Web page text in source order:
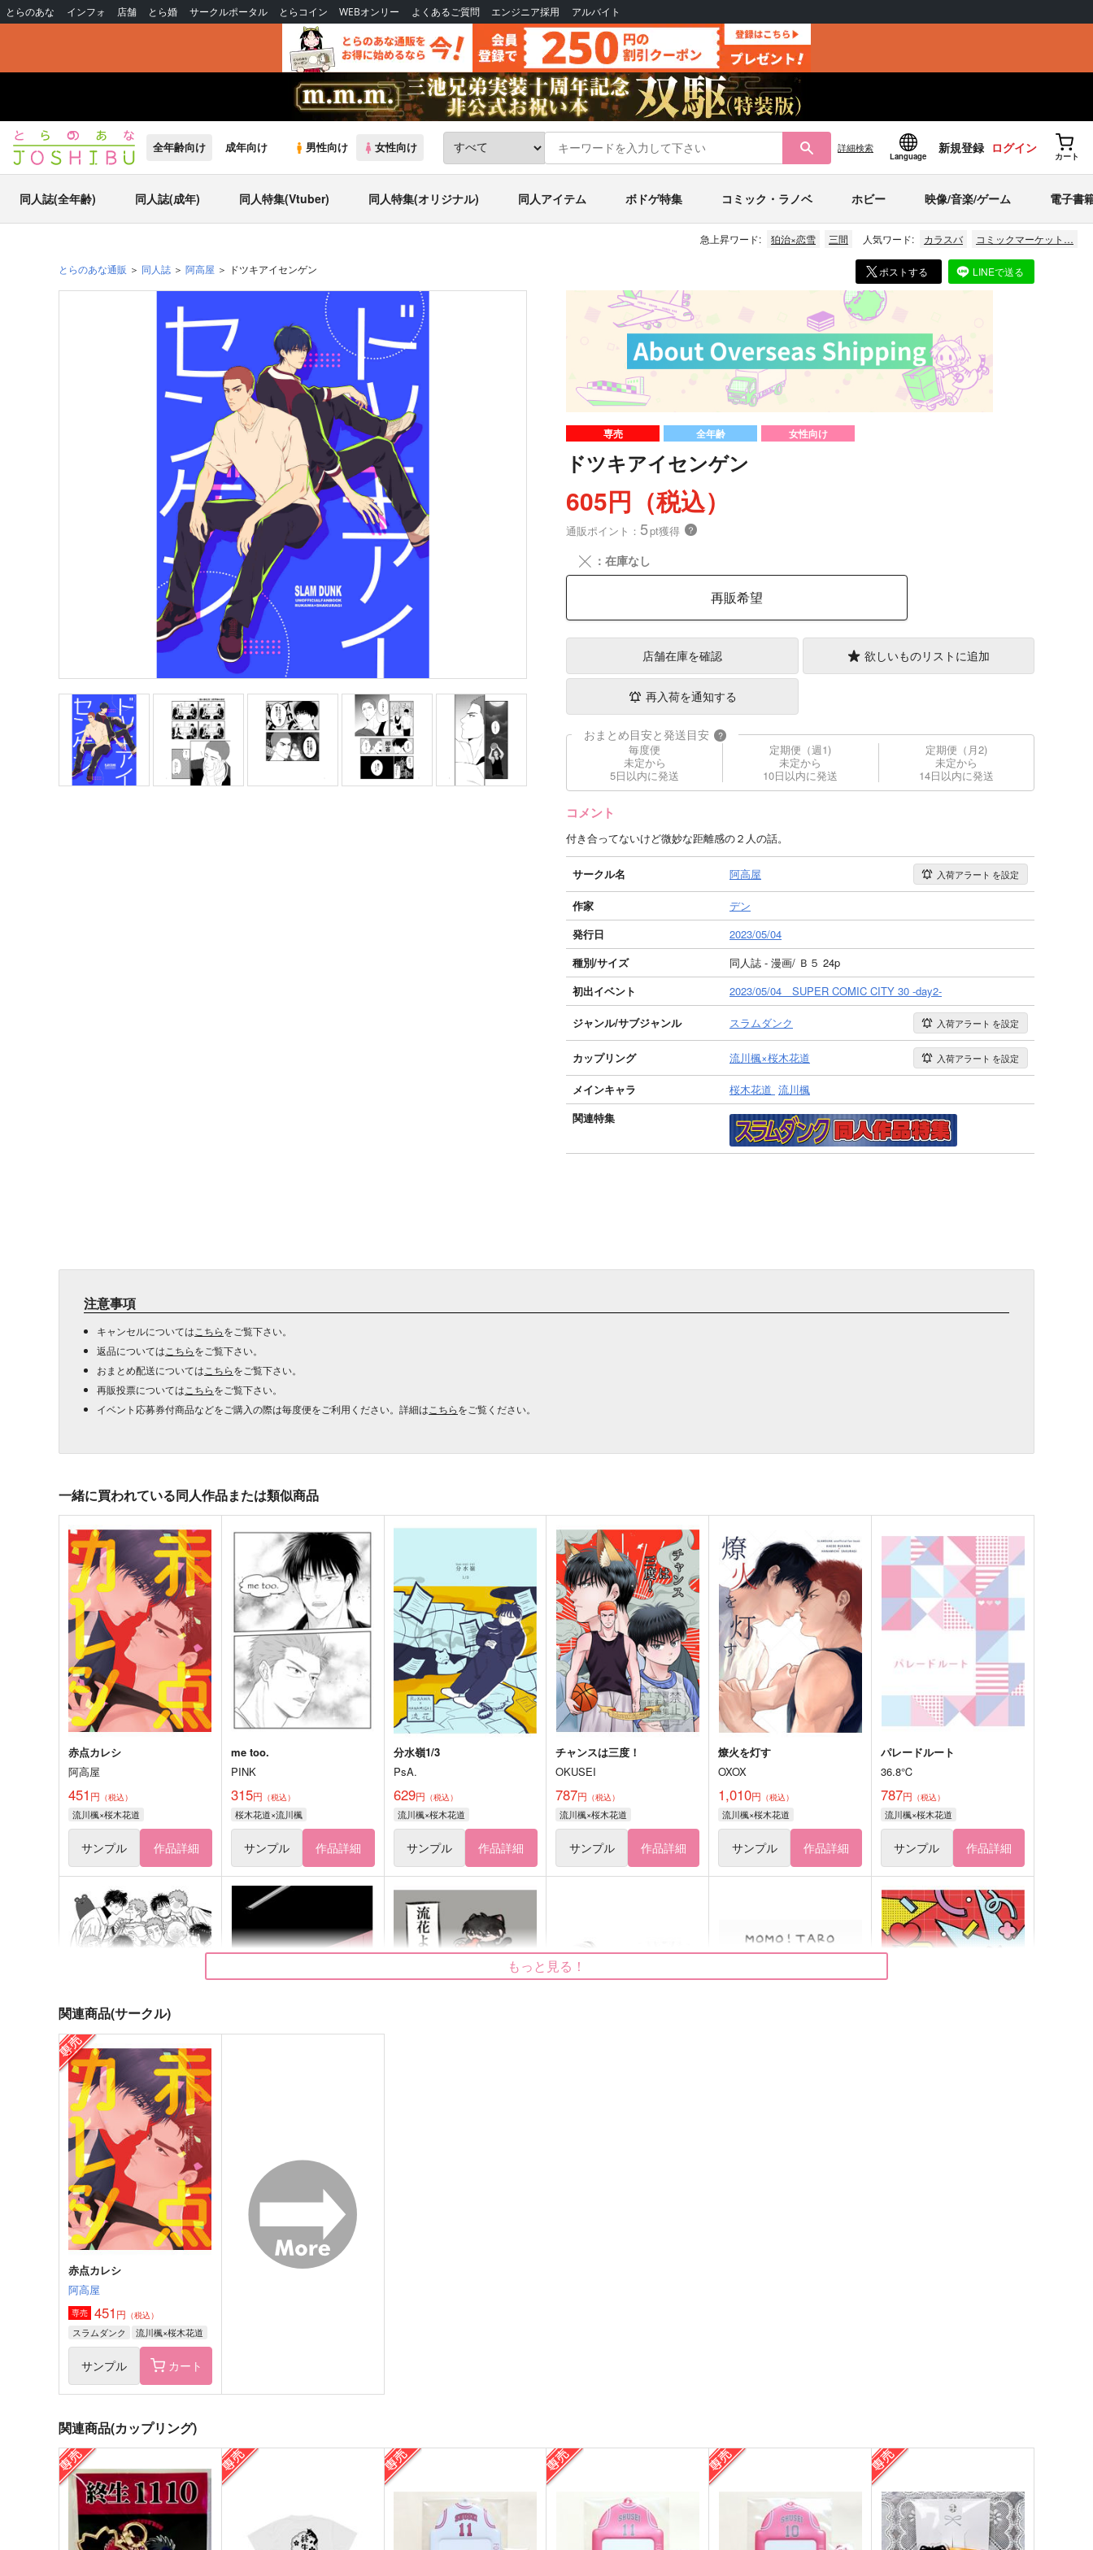
とらのあな インフォ 店舗 とら婚 サークルポータル とらコイン WEBオンリー よくあるご質問 エンジニア採用 アルバイト
全年齢向け 成年向け 男性向け 女性向け 詳細検索
Language
新規登録 ログイン
カート
同人誌(全年齢) 同人誌(成年) 同人特集(Vtuber) 同人特集(オリジナル) 同人アイテム ボドゲ特集 コミック・ラノベ ホビー 映像/音楽/ゲーム 電子書
急上昇ワード: 狛治×恋雪 三間 人気ワード: カラスバ コミックマーケット…
とらのあな通販 同人誌 阿高屋 ドツキアイセンゲン ポストする LINEで送る
専売 全年齢 女性向け
ドツキアイセンゲン
605円（税込）
通販ポイント： 5pt獲得 ？
╳ ：在庫なし
再販希望
店舗在庫を確認 欲しいものリストに追加
再入荷を通知する
おまとめ目安と発送目安 ?
毎度便
未定から
5日以内に発送
定期便（週1)
未定から
10日以内に発送
定期便（月2)
未定から
14日以内に発送
コメント
付き合ってないけど微妙な距離感の２人の話。
サークル名 阿高屋 入荷アラート を設定
作家
デン
発行日
2023/05/04
種別/サイズ
同人誌 - 漫画/ Ｂ５ 24p
初出イベント
2023/05/04 SUPER COMIC CITY 30 -day2-
ジャンル/サブジャンル スラムダンク 入荷アラート を設定
カップリング 流川楓×桜木花道 入荷アラート を設定
メインキャラ 桜木花道 流川楓
関連特集
注意事項
キャンセルについては こちらをご覧下さい。
返品については こちらをご覧下さい。
おまとめ配送については こちらをご覧下さい。
再販投票については こちらをご覧下さい。
イベント応募券付商品などをご購入の際は毎度便をご利用ください。詳細は こちらをご覧ください。
一緒に買われている同人作品または類似商品
赤点カレシ
阿高屋
451 円 （税込）
流川楓×桜木花道
サンプル 作品詳細
me too.
PINK
315円 （税込）
桜木花道×流川楓
サンプル 作品詳細
分水嶺1/3
PsA.
629円 （税込）
流川楓×桜木花道
サンプル 作品詳細
チャンスは三度！
OKUSEI
787円 （税込）
流川楓×桜木花道
サンプル 作品詳細
燎火を灯す
OXOX
1,010円 （税込）
流川楓×桜木花道
サンプル 作品詳細
パレードルート
36.8℃
787円 （税込）
流川楓×桜木花道
サンプル 作品詳細
365LOVES
FRY9
5,657 円（税込）
流川楓×桜木花道
サンプル 作品詳細
流川楓×桜木花道
サンプル 作品詳細
RH
今日はゴミの日
1,257円（税込）
流川楓×桜木花道
Oh,Rhapsody!!【再版】
（税込）
流川楓×桜木花道
シルエット大作戦
ちいこい ようせい
（税込）
流川楓×桜木花道
4/1
（税込）
流川楓×桜木花道
全年齢（よいこ）はここま
nmhm
円（税込）
Beware of my FOX
FRY9
944円（税込）
流川楓×桜木花道
もっと見る！
関連商品(サークル)
赤点カレシ
阿高屋
専売 451 円 （税込）
スラムダンク 流川楓×桜木花道
サンプル カート
関連商品(カップリング)